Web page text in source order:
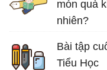
món quà
nhiên?
Bài tập
Tiểu Học